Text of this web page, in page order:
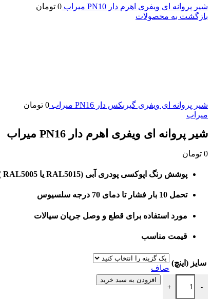
شیر پروانه ای ویفری اهرم دار PN10 میراب 0 تومان
بازگشت به محصولات
شیر پروانه ای ویفری گیربکس دار PN16 میراب 0 تومان
میراب
شیر پروانه ای ویفری اهرم دار PN16 میراب
0 تومان
پوشش رنگ اپوکسی پودری آبی (RAL5015 یا RAL5005 )
تحمل 10 بار فشار تا دمای 70 درجه سلسیوس
مورد استفاده برای قطع و وصل جریان سیالات
قیمت مناسب
سایز (اینچ)
صاف
-
شیر پروانه ای ویفری اهرم دار PN16 میراب عدد
+
افزودن به سبد خرید